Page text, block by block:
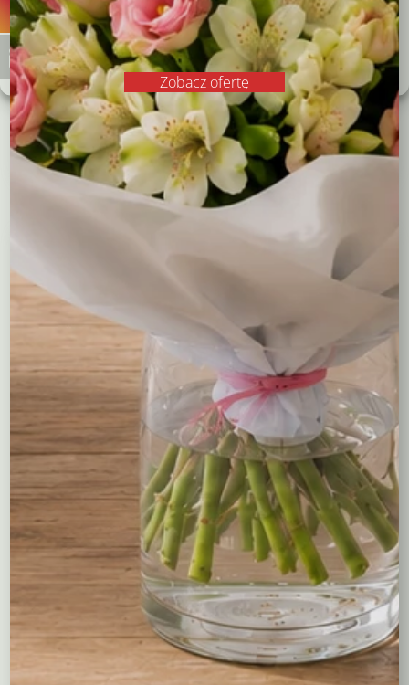
Zobacz preferencje
Polityka plików cookiesPolityka prywatności
Dalia jednoroczna
9,00zł
Czytaj dalej
Werbena stojąca
5,00zł
Czytaj dalej
Bukiety okolicznościowe
Róże
Kreatory bukietów
Flower boxy – kwiaty w pudełkach
Maskotki
Kosze kwiatowe
Balony
Tulipany
Kosze upominkowe
Wianki na wieczory panieńskie i nie tylko…
Wielkanoc
Wieńce i wiązanki pogrzebowe
Dekoracje na groby
Ogródek i balkon
Narodziny dziecka
Rośliny doniczkowe
Zobacz ofertę